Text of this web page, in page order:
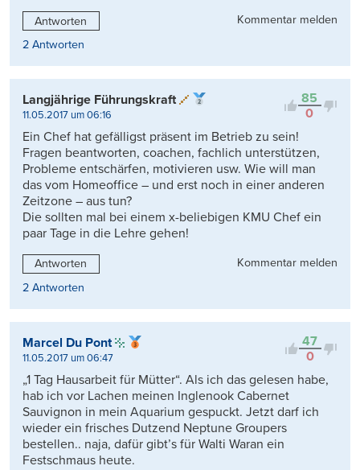
Antworten
Kommentar melden
2 Antworten
85
0
Langjährige Führungskraft
11.05.2017 um 06:16
Ein Chef hat gefälligst präsent im Betrieb zu sein!
Fragen beantworten, coachen, fachlich unterstützen,
Probleme entschärfen, motivieren usw. Wie will man
das vom Homeoffice – und erst noch in einer anderen
Zeitzone – aus tun?
Die sollten mal bei einem x-beliebigen KMU Chef ein
paar Tage in die Lehre gehen!
Antworten
Kommentar melden
2 Antworten
47
0
Marcel Du Pont
11.05.2017 um 06:47
„1 Tag Hausarbeit für Mütter“. Als ich das gelesen habe,
hab ich vor Lachen meinen Inglenook Cabernet
Sauvignon in mein Aquarium gespuckt. Jetzt darf ich
wieder ein frisches Dutzend Neptune Groupers
bestellen.. naja, dafür gibt’s für Walti Waran ein
Festschmaus heute.